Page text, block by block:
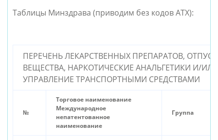
Таблицы Минздрава (приводим без кодов АТХ):
ПЕРЕЧЕНЬ ЛЕКАРСТВЕННЫХ ПРЕПАРАТОВ,
ВЕЩЕСТВА, НАРКОТИЧЕСКИЕ АНАЛЬГЕТИКИ И/
УПРАВЛЕНИЕ ТРАНСПОРТНЫМИ СРЕДСТВАМИ
№
Торговое наименование
Международное
непатентованное
наименование
Группа